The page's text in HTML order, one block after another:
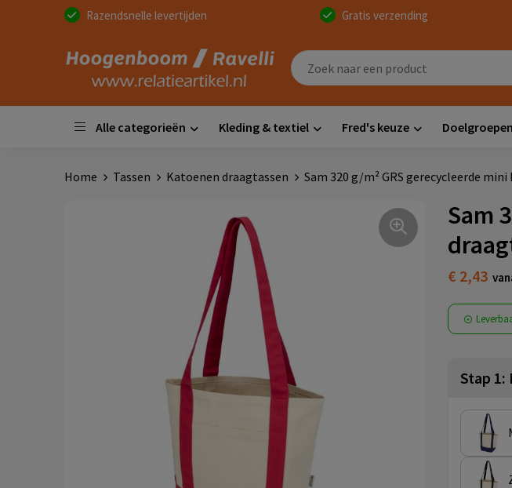
Razendsnelle levertijden Gratis verzending
Alle categorieën Kleding & textiel Fred's keuze Doelgroepen
Home Tassen Katoenen draagtassen Sam 320 g/m² GRS gerecycleerde
Sam
€ 2,43
Stap 1: